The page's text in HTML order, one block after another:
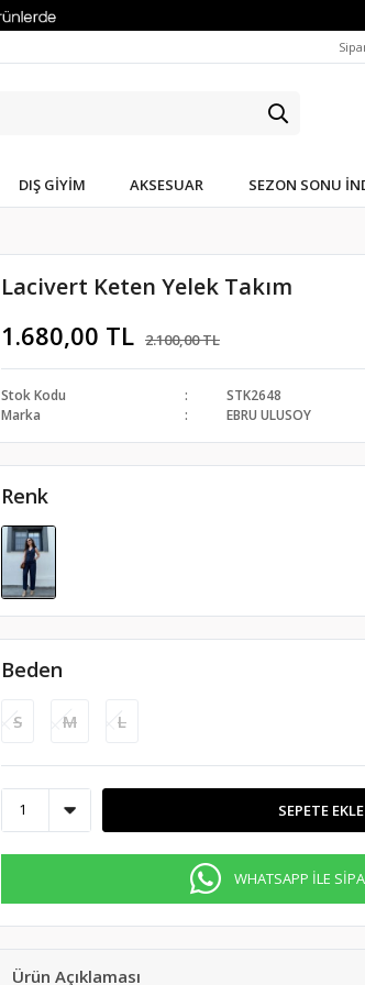
DIŞ GIYIM AKSESUAR SEZON SONU
Lacivert Keten Yelek Takım
1.680,00 TL 2.100,00 TL
Stok Kodu
STK2648
Marka
EBRU ULUSOY
Renk
Beden
S M L
SEPETE EKLE
WHATSAPP İLE
Ürün Açıklaması